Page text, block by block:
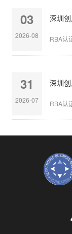
03
2026-08 RBA认
31
2026-07 RBA认